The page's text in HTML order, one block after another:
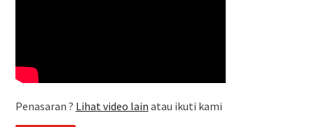
Penasaran ? Lihat video lain atau ikuti kami